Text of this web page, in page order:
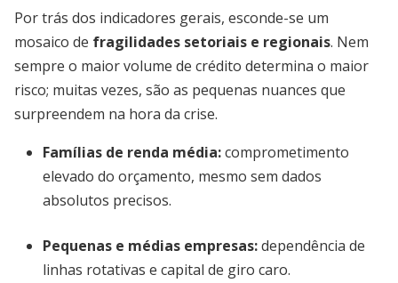
Por trás dos indicadores gerais, esconde-se um
mosaico de fragilidades setoriais e regionais. Nem
sempre o maior volume de crédito determina o maior
risco; muitas vezes, são as pequenas nuances que
surpreendem na hora da crise.
Famílias de renda média:comprometimento
elevado do orçamento, mesmo sem dados
absolutos precisos.
Pequenas e médias empresas:dependência de
linhas rotativas e capital de giro caro.